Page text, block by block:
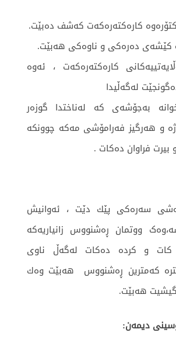
كاره‌كته‌ره‌كه‌ت كه‌شف ده‌بێت.
كێشه‌ی ده‌ره‌كی و ناوه‌كی هه‌بێت.
كاره‌كته‌ره‌كه‌ت ، ئەوە‌
له‌گه‌ڵیدا
به‌جۆشەی كه‌ له‌ناختدا گوزه‌ر
و هەرگیز فەرامۆشی مەکە چوونکە
بیرت فراوان دەکات .
سه‌ره‌كی پێك دێت ، ئه‌وانیش
ووتمان ڕەشنووس زانیاریەکە
و کردە دەکات لەگەڵ ناوی
كه‌مترین ڕەشنووس ‌ هه‌بێت وه‌ك
هەبێت.
دیمەن: